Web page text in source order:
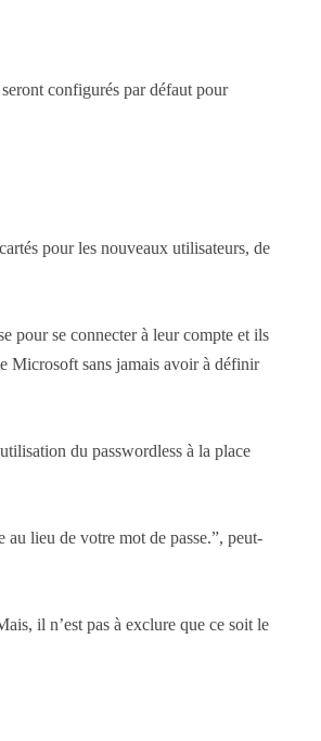
configurés par défaut pour
pour les nouveaux utilisateurs, de
pour se connecter à leur compte et ils
Microsoft sans jamais avoir à définir
du passwordless à la place
lieu de votre mot de passe.”, peut-
il n’est pas à exclure que ce soit le